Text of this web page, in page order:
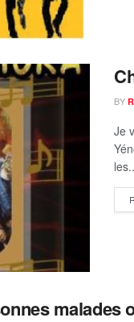
BY
Je
malades